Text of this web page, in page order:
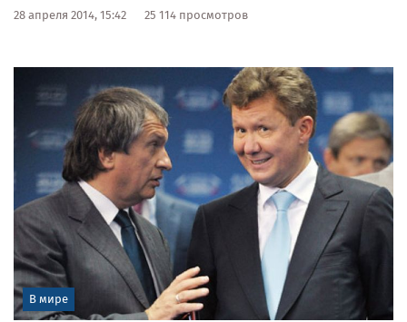
28 апреля 2014, 15:42 25 114 просмотров
В мире